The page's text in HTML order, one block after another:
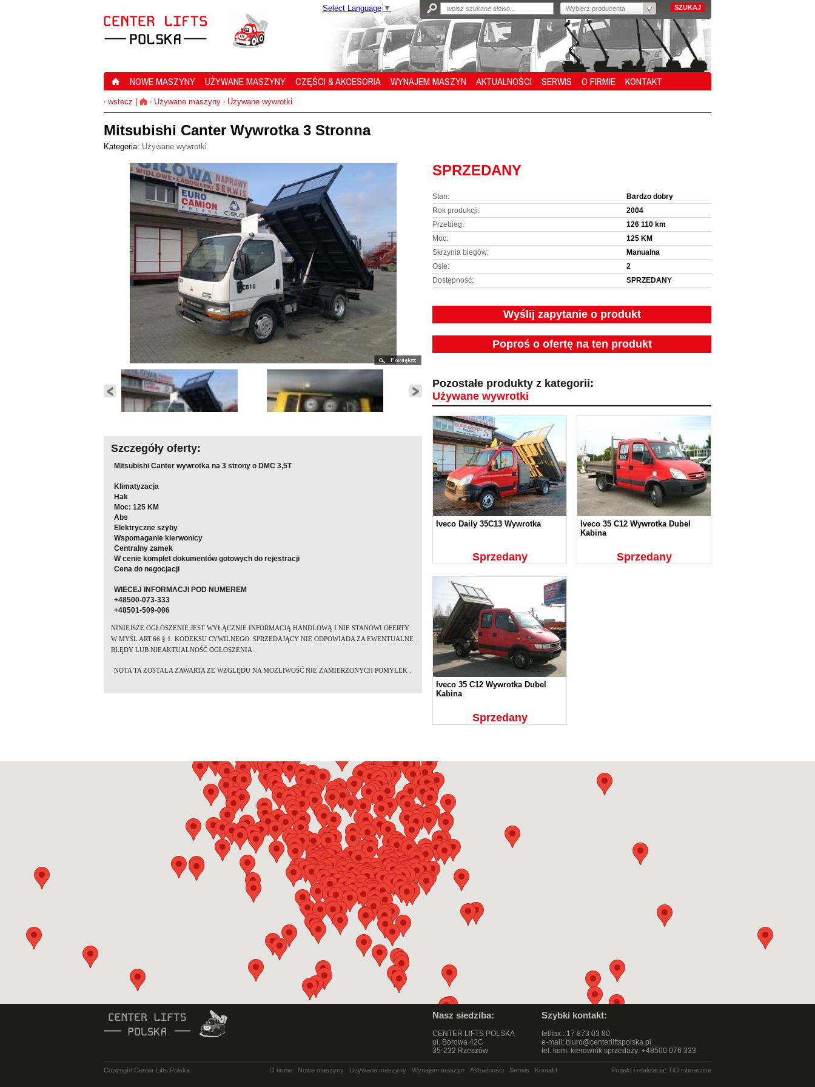
Select Language ▼ Wybierz producenta
NOWE MASZYNY UŻYWANE MASZYNY CZĘŚCI & AKCESORIA WYNAJEM MASZYN AKTUALNOŚCI SERWIS O FIRMIE KONTAKT
‹ wstecz › Używane maszyny › Używane wywrotki
Mitsubishi Canter Wywrotka 3 Stronna
Kategoria: Używane wywrotki
Szczegóły oferty:
Mitsubishi Canter wywrotka na 3 strony o DMC 3,5T
Klimatyzacja
Hak
Moc: 125 KM
Abs
Elektryczne szyby
Wspomaganie kierwonicy
Centralny zamek
W cenie komplet dokumentów gotowych do rejestracji
Cena do negocjacji
WIECEJ INFORMACJI POD NUMEREM
+48500-073-333
+48501-509-006
NINIEJSZE OGŁOSZENIE JEST WYŁĄCZNIE INFORMACJĄ HANDLOWĄ I NIE STANOWI OFERTY
W MYŚL ART.66 § 1. KODEKSU CYWILNEGO. SPRZEDAJĄCY NIE ODPOWIADA ZA EWENTUALNE
BŁĘDY LUB NIEAKTUALNOŚĆ OGŁOSZENIA.
NOTA TA ZOSTAŁA ZAWARTA ZE WZGLĘDU NA MOŻLIWOŚĆ NIE ZAMIERZONYCH POMYŁEK .
SPRZEDANY
Stan:
Bardzo dobry
Rok produkcji:
2004
Przebieg:
126 110 km
Moc:
125 KM
Skrzynia biegów:
Manualna
Osie:
2
Dostępność:
SPRZEDANY
Wyślij zapytanie o produkt
Poproś o ofertę na ten produkt
Pozostałe produkty z kategorii:
Używane wywrotki
Iveco Daily 35C13 Wywrotka
Sprzedany
Iveco 35 C12 Wywrotka Dubel
Kabina
Sprzedany
Iveco 35 C12 Wywrotka Dubel
Kabina
Sprzedany
Szybki kontakt:
tel/fax.: 17 873 03 80
e-mail: biuro@centerliftspolska.pl
tel. kom. kierownik sprzedaży: +48500 076 333
Nasz siedziba:
CENTER LIFTS POLSKA
ul. Borowa 42C
35-232 Rzeszów
Copyright Center Lifts Polska O firmie Nowe maszyny Używane maszyny Wynajem maszyn Aktualności Serwis Kontakt Projekt i realizacja: TiO interactive